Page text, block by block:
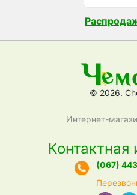
© 2026.
Интернет-
(067)